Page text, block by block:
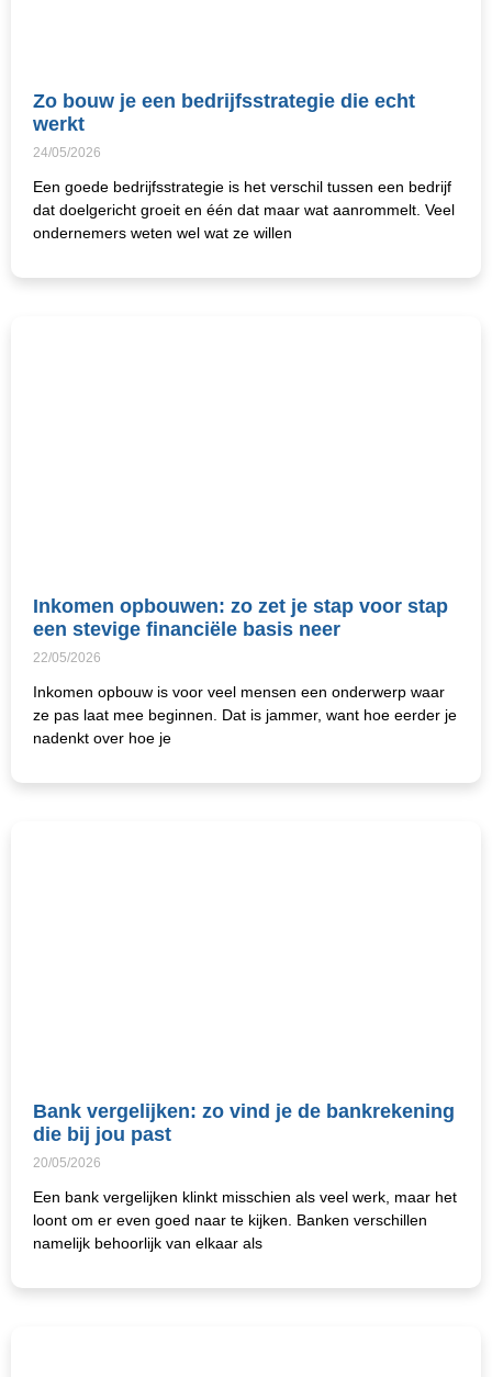
Zo bouw je een bedrijfsstrategie die echt
werkt
24/05/2026
Een goede bedrijfsstrategie is het verschil tussen een bedrijf
dat doelgericht groeit en één dat maar wat aanrommelt. Veel
ondernemers weten wel wat ze willen
Inkomen opbouwen: zo zet je stap voor stap
een stevige financiële basis neer
22/05/2026
Inkomen opbouw is voor veel mensen een onderwerp waar
ze pas laat mee beginnen. Dat is jammer, want hoe eerder je
nadenkt over hoe je
Bank vergelijken: zo vind je de bankrekening
die bij jou past
20/05/2026
Een bank vergelijken klinkt misschien als veel werk, maar het
loont om er even goed naar te kijken. Banken verschillen
namelijk behoorlijk van elkaar als